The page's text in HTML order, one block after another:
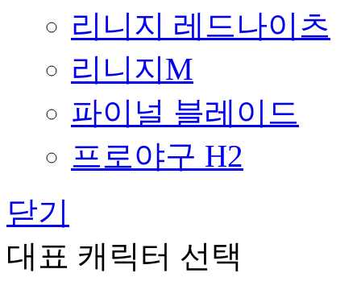
리니지 레드나이츠
리니지M
파이널 블레이드
프로야구 H2
닫기
대표 캐릭터 선택